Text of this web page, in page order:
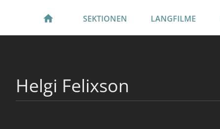
SEKTIONEN LANGFILME
Helgi Felixson